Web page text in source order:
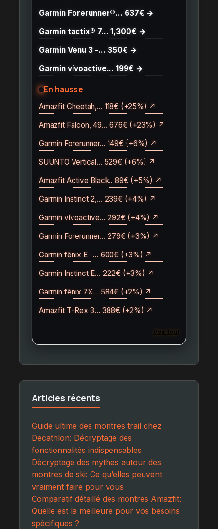
Garmin Forerunner®… 637€ →
Garmin tactix® 7… 1,300€ →
Garmin Venu 3 -… 350€ →
Garmin vívoactive… 199€ →
En hausse
Amazfit Cheetah,… 118€ (+25%) ↗
Amazfit Falcon, 49… 676€ (+23%) ↗
Garmin Forerunner… 149€ (+6%) ↗
SUUNTO Vertical… 529€ (+6%) ↗
Amazfit Active Black.. 89€ (+5%) ↗
Garmin Instinct 2,… 239€ (+4%) ↗
Garmin vívoactive… 292€ (+4%) ↗
Garmin Forerunner… 279€ (+3%) ↗
Garmin fēnix E -… 600€ (+3%) ↗
Garmin Instinct E… 222€ (+3%) ↗
Garmin fēnix 7X… 584€ (+2%) ↗
Amazfit T-Rex 3… 388€ (+2%) ↗
Voir tout
Articles récents
Guide ultime des montres trail chez
Decathlon: Décryptage des
fonctionnalités indispensables
Décryptage des mythes autour des
montres de ski: Ce qu’elles peuvent
vraiment faire pour vous
Comparatif détaillé des montres Amazfit:
Quelle est la meilleure pour vos besoins
spécifiques ?